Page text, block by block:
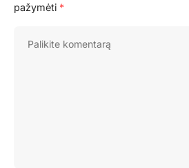
pažymėti *